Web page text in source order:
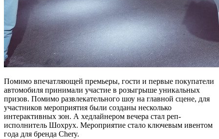
Помимо впечатляющей премьеры, гости и первые покупатели
автомобиля принимали участие в розыгрыше уникальных
призов. Помимо развлекательного шоу на главной сцене, для
участников мероприятия были созданы несколько
интерактивных зон. А хедлайнером вечера стал реп-
исполнитель Шохрух. Мероприятие стало ключевым ивентом
года для бренда Chery.